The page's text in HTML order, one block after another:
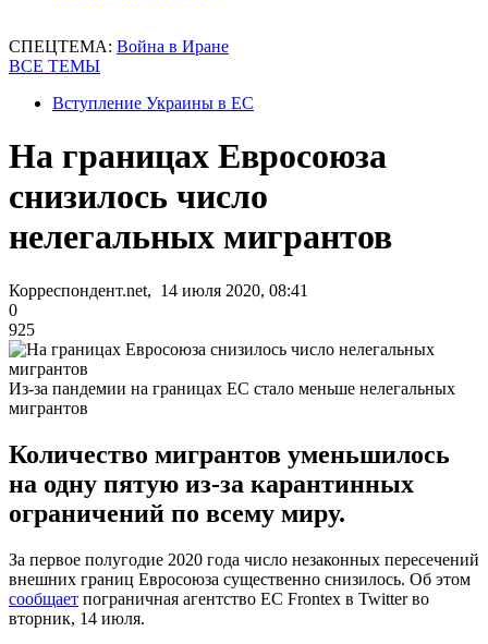
СПЕЦТЕМА: Война в Иране
ВСЕ ТЕМЫ
Вступление Украины в ЕС
На границах Евросоюза
снизилось число
нелегальных мигрантов
Корреспондент.net, 14 июля 2020, 08:41
0
925
Из-за пандемии на границах ЕС стало меньше нелегальных
мигрантов
Количество мигрантов уменьшилось
на одну пятую из-за карантинных
ограничений по всему миру.
За первое полугодие 2020 года число незаконных пересечений
внешних границ Евросоюза существенно снизилось. Об этом
сообщает пограничная агентство ЕС Frontex в Twitter во
вторник, 14 июля.